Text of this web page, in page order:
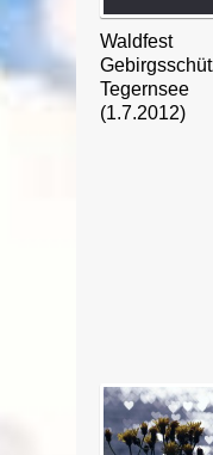
Waldfest
Tegernsee
(1.7.2012)